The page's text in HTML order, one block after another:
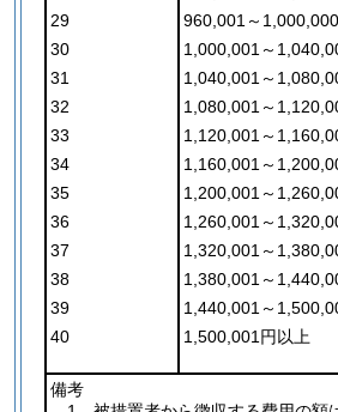
29
960,001～1,000,000
30
1,000,001～
31
1,040,001～
32
1,080,001～
33
1,120,001～
34
1,160,001～
35
1,200,001～
36
1,260,001～
37
1,320,001～
38
1,380,001～
39
1,440,001～
40
1,500,001円以上
備考